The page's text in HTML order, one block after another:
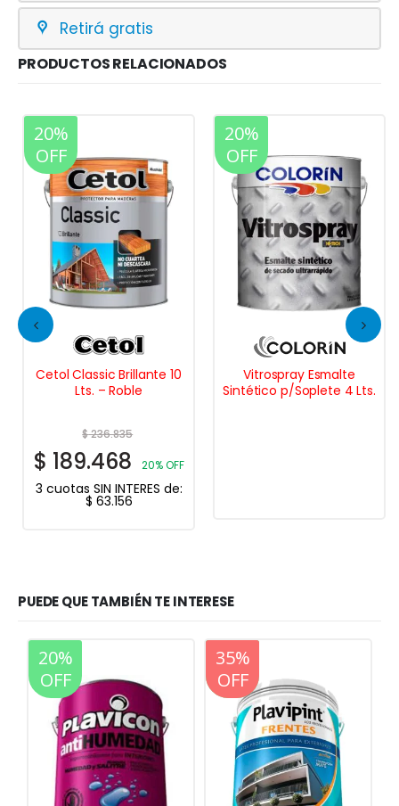
Retirá gratis
PRODUCTOS RELACIONADOS
20%
OFF
Cetol Classic Brillante 10
Lts. – Roble
$236.835
$ 189.468 20% OFF
3 cuotas SIN INTERES de:
$ 63.156
20%
OFF
Vitrospray Esmalte
Sintético p/Soplete 4 Lts.
PUEDE QUE TAMBIÉN TE INTERESE
20%
OFF
35%
OFF
20%
OFF